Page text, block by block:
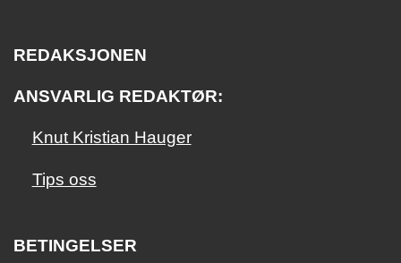
REDAKSJONEN
ANSVARLIG REDAKTØR:
Knut Kristian Hauger
Tips oss
BETINGELSER